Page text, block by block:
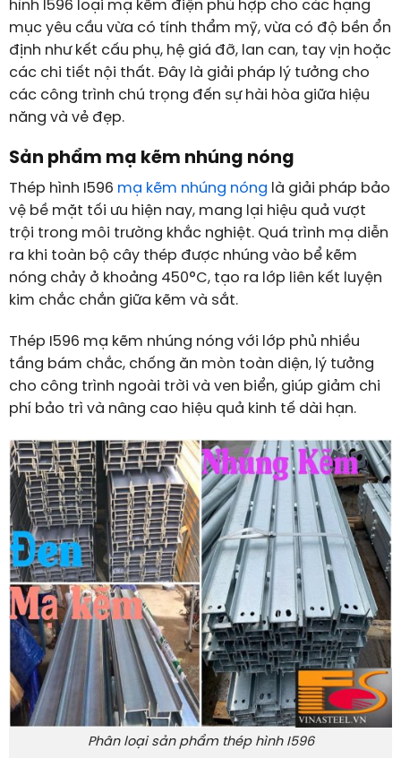
hình I596 loại mạ kẽm điện phù hợp cho các hạng
mục yêu cầu vừa có tính thẩm mỹ, vừa có độ bền ổn
định như kết cấu phụ, hệ giá đỡ, lan can, tay vịn hoặc
các chi tiết nội thất. Đây là giải pháp lý tưởng cho
các công trình chú trọng đến sự hài hòa giữa hiệu
năng và vẻ đẹp.
Sản phẩm mạ kẽm nhúng nóng
Thép hình I596 mạ kẽm nhúng nóng là giải pháp bảo
vệ bề mặt tối ưu hiện nay, mang lại hiệu quả vượt
trội trong môi trường khắc nghiệt. Quá trình mạ diễn
ra khi toàn bộ cây thép được nhúng vào bể kẽm
nóng chảy ở khoảng 450°C, tạo ra lớp liên kết luyện
kim chắc chắn giữa kẽm và sắt.
Thép I596 mạ kẽm nhúng nóng với lớp phủ nhiều
tầng bám chắc, chống ăn mòn toàn diện, lý tưởng
cho công trình ngoài trời và ven biển, giúp giảm chi
phí bảo trì và nâng cao hiệu quả kinh tế dài hạn.
Phân loại sản phẩm thép hình I596